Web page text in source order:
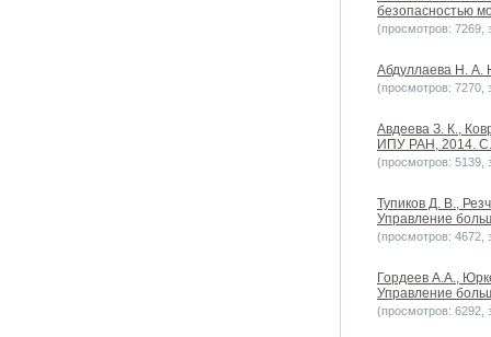
безопасностью
(просмотров: 7269,
Абдуллаева Н. А.
(просмотров: 7270,
Авдеева З. К.,
ИПУ РАН, 2014.
(просмотров: 5139,
Тупиков Д. В.,
Управление
(просмотров: 4672,
Гордеев А.А.,
Управление
(просмотров: 6292,